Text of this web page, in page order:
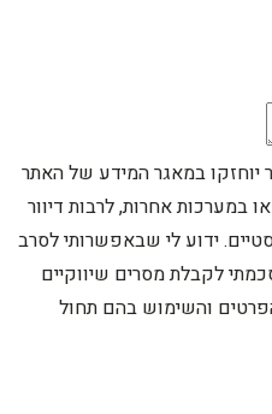
במאגר המידע של האתר
במערכות אחרות, לרבות דיוור
ידוע לי שבאפשרותי לסרב
לקבלת מסרים שיווקיים
והשימוש בהם תחול